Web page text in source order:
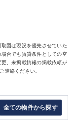
図は現況を優先させていた
合でも賃貸条件としての空
、未掲載情報の掲載依頼が
連絡ください。
全ての物件から探す